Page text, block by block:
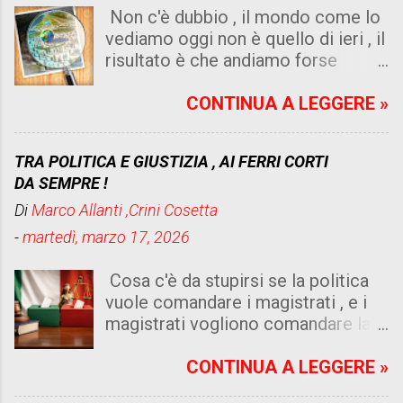
Non c'è dubbio , il mondo come lo
vediamo oggi non è quello di ieri , il
risultato è che andiamo forse
Un dato di fatto risulta dalle risorse
umanità senza cuore e senza logica
, non è cattiveria , e ne isteria , ma
leggere un quotidiano che diventa
sempre più complicato per chi lo
indifeso e all' ordine del giorno .
Beato chi ricco e con le spalle
coperte , con un gruzzoletto in
banca che osa chiacchierare
perché può farlo senza interruzione
CONTINUA A LEGGERE »
TRA POLITICA E GIUSTIZIA , AI FERRI CORTI
DA SEMPRE !
Di Marco Allanti ,Crini Cosetta
-martedì, marzo 17, 2026
Cosa c'è da stupirsi se la politica
vuole comandare i magistrati , e i
magistrati vogliono comandare la
superiore a tutti ? . Oppure c'è una
CONTINUA A LEGGERE »